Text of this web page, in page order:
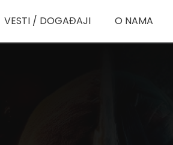
VESTI / DOGAĐAJI O NAMA